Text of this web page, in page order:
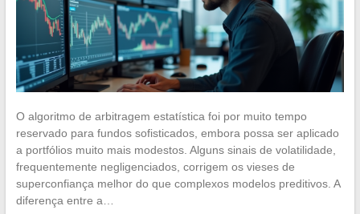
O algoritmo de arbitragem estatística foi por muito tempo
reservado para fundos sofisticados, embora possa ser aplicado
a portfólios muito mais modestos. Alguns sinais de volatilidade,
frequentemente negligenciados, corrigem os vieses de
superconfiança melhor do que complexos modelos preditivos. A
diferença entre a…